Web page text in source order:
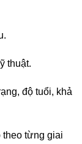
thuật.
độ tuổi, khả
theo từng giai